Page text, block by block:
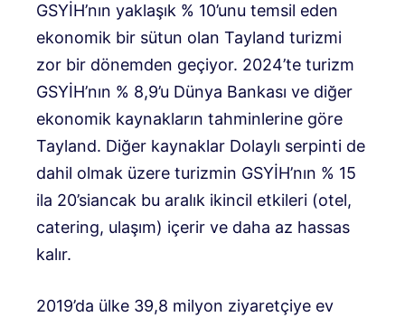
GSYİH’nın yaklaşık % 10’unu temsil eden
ekonomik bir sütun olan Tayland turizmi
zor bir dönemden geçiyor. 2024’te turizm
GSYİH’nın % 8,9’u Dünya Bankası ve diğer
ekonomik kaynakların tahminlerine göre
Tayland. Diğer kaynaklar Dolaylı serpinti de
dahil olmak üzere turizmin GSYİH’nın % 15
ila 20’siancak bu aralık ikincil etkileri (otel,
catering, ulaşım) içerir ve daha az hassas
kalır.
2019’da ülke 39,8 milyon ziyaretçiye ev